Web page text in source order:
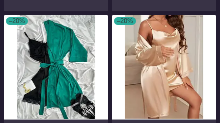
–20% –20%